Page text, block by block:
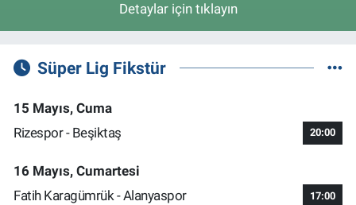
Detaylar için tıklayın
Süper Lig Fikstür
15 Mayıs, Cuma
Rizespor - Beşiktaş
20:00
16 Mayıs, Cumartesi
Fatih Karagümrük - Alanyaspor
17:00